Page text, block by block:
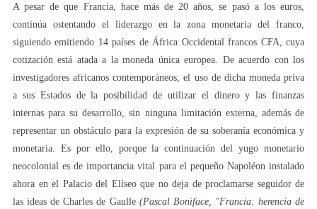
A pesar de que Francia, hace más de 20 años, se pasó a los euros,
continúa ostentando el liderazgo en la zona monetaria del franco,
siguiendo emitiendo 14 países de África Occidental francos CFA, cuya
cotización está atada a la moneda única europea. De acuerdo con los
investigadores africanos contemporáneos, el uso de dicha moneda priva
a sus Estados de la posibilidad de utilizar el dinero y las finanzas
internas para su desarrollo, sin ninguna limitación externa, además de
representar un obstáculo para la expresión de su soberanía económica y
monetaria. Es por ello, porque la continuación del yugo monetario
neocolonial es de importancia vital para el pequeño Napoléon instalado
ahora en el Palacio del Elíseo que no deja de proclamarse seguidor de
las ideas de Charles de Gaulle (Pascal Boniface, "Francia: herencia de